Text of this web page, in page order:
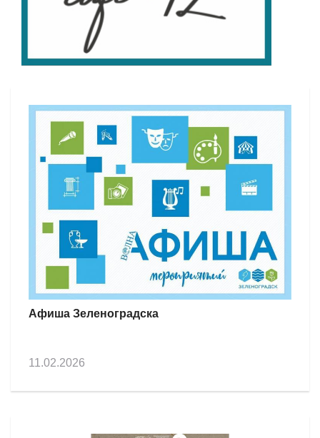
Афиша Зеленоградска
11.02.2026